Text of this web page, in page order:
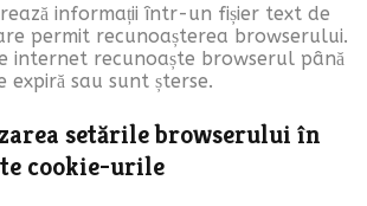
informații într-un fișier text de
permit recunoașterea browserului.
internet recunoaște browserul până
sau sunt șterse.
setările browserului în
cookie-urile